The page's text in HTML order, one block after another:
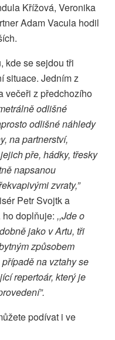
Křížová, Veronika
Adam Vacula hodil
kde se sejdou tři
situace. Jedním z
večeři z předchozího
odlišné
odlišné náhledy
na partnerství,
pře, hádky, třesky
napsanou
zvraty,”
Petr Svojtk a
doplňuje: ,,Jde o
jako v Artu, tři
způsobem
na vztahy se
repertoár, který je
podívat i ve